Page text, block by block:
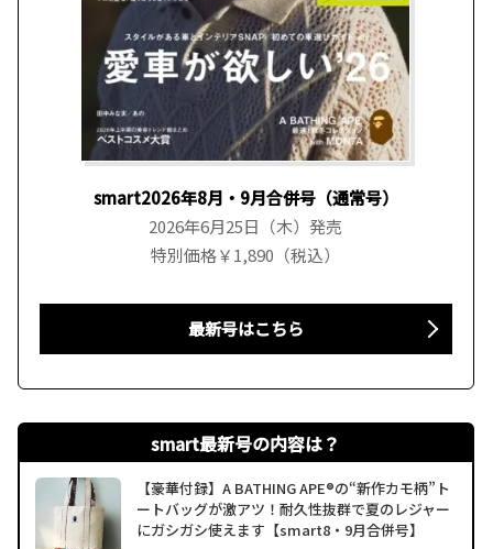
smart2026年8月・9月合併号（通常号）
2026年6月25日（木）発売
特別価格￥1,890（税込）
最新号はこちら
smart最新号の内容は？
【豪華付録】A BATHING APE®の“新作カモ柄”ト
ートバッグが激アツ！耐久性抜群で夏のレジャー
にガシガシ使えます【smart8・9月合併号】